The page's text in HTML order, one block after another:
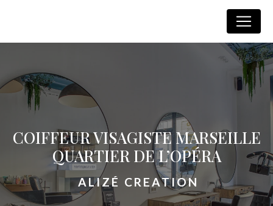
COIFFEUR VISAGISTE MARSEILLE
QUARTIER DE L’OPÉRA
ALIZÉ CREATION